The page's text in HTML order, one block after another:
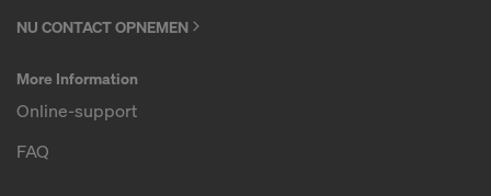
NU CONTACT OPNEMEN
More Information
Online-support
FAQ